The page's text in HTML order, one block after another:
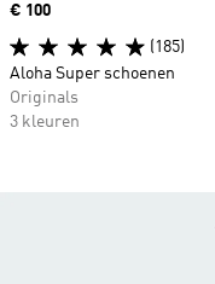
Price
€ 100
(185)
Aloha Super schoenen
Originals
3 kleuren